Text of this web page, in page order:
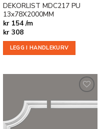
DEKORLIST MDC217 PU
13x78X2000MM
kr 154 /m
kr308
LEGG I HANDLEKURV
Legg til